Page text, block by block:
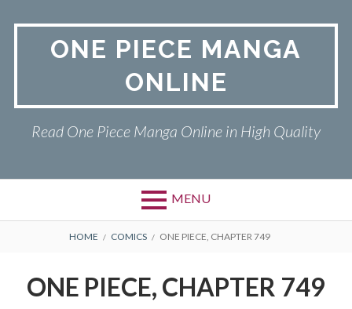
ONE PIECE MANGA
ONLINE
Read One Piece Manga Online in High Quality
MENU
Primary
ONE PIECE
BREADCRUMBS
HOME COMICS ONE PIECE, CHAPTER 749
ONE PIECE, CHAPTER 749